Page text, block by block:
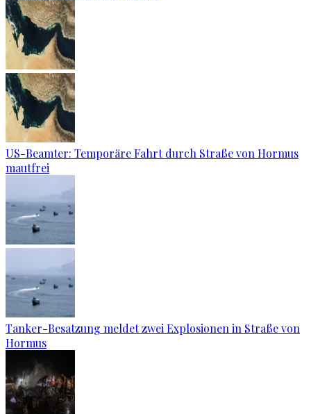
US-Beamter: Temporäre Fahrt durch Straße von Hormus
mautfrei
Tanker-Besatzung meldet zwei Explosionen in Straße von
Hormus